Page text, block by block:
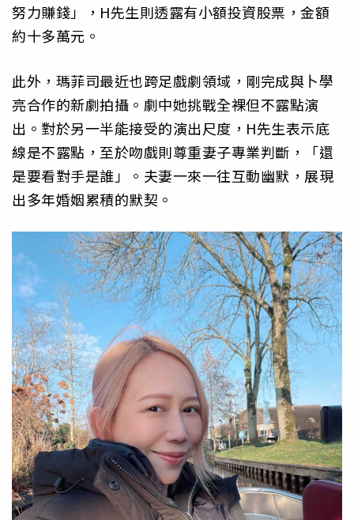
努力賺錢」，H先生則透露有小額投資股票，金額
約十多萬元。
此外，瑪菲司最近也跨足戲劇領域，剛完成與卜學
亮合作的新劇拍攝。劇中她挑戰全裸但不露點演
出。對於另一半能接受的演出尺度，H先生表示底
線是不露點，至於吻戲則尊重妻子專業判斷，「還
是要看對手是誰」。夫妻一來一往互動幽默，展現
出多年婚姻累積的默契。